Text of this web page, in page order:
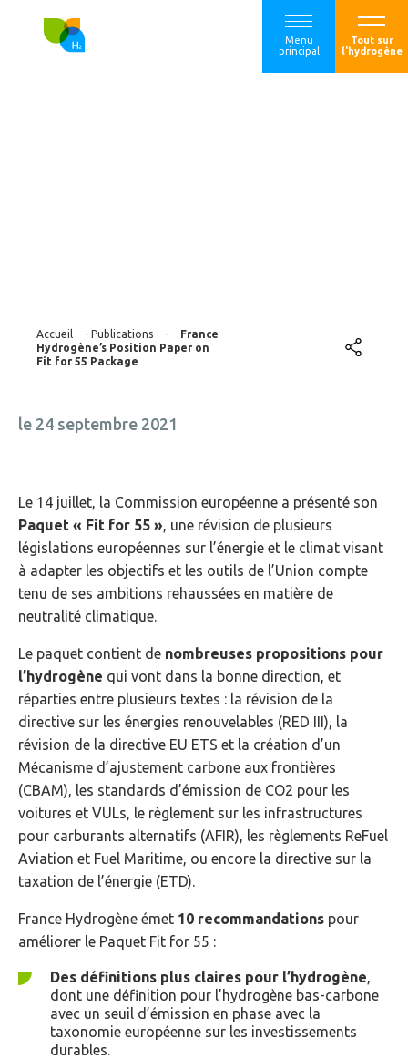
Menu
principal
Tout sur
l'hydrogène
Accueil - Publications -
France
Hydrogène’s Position Paper on
Fit for 55 Package
le 24 septembre 2021
Le 14 juillet, la Commission européenne a présenté son
Paquet « Fit for 55 » , une révision de plusieurs
législations européennes sur l’énergie et le climat visant
à adapter les objectifs et les outils de l’Union compte
tenu de ses ambitions rehaussées en matière de
neutralité climatique.
Le paquet contient de nombreuses propositions pour
l’hydrogène qui vont dans la bonne direction, et
réparties entre plusieurs textes : la révision de la
directive sur les énergies renouvelables (RED III), la
révision de la directive EU ETS et la création d’un
Mécanisme d’ajustement carbone aux frontières
(CBAM), les standards d’émission de CO2 pour les
voitures et VULs, le règlement sur les infrastructures
pour carburants alternatifs (AFIR), les règlements ReFuel
Aviation et Fuel Maritime, ou encore la directive sur la
taxation de l’énergie (ETD).
France Hydrogène émet 10 recommandations pour
améliorer le Paquet Fit for 55 :
Des définitions plus claires pour l’hydrogène
dont une définition pour l’hydrogène bas-carbone
avec un seuil d’émission en phase avec la
taxonomie européenne sur les investissements
durables.